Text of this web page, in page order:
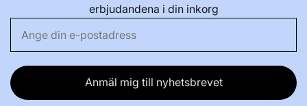
erbjudandena i din inkorg
Anmäl mig till nyhetsbrevet